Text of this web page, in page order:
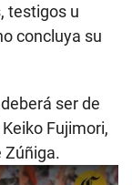
testigos u
concluya su
ser de
Fujimori,
Zúñiga.